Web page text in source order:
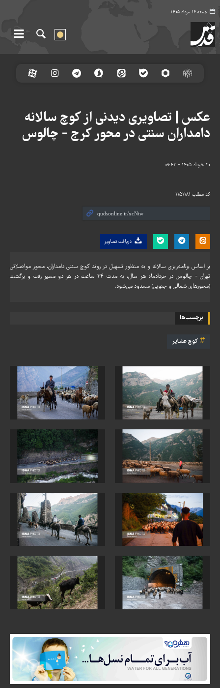
جمعه ۱۶ مرداد ۱۴۰۵
۲۰ خرداد ۱۴۰۵ - ۰۹:۴۳
کد مطلب ۱۱۵۱۱۸۱
دریافت تصاویر
عکس | تصاویری دیدنی از کوچ سالانه
دامداران سنتی در محور کرج - چالوس
بر اساس برنامه‌ریزی سالانه و به منظور تسهیل در روند کوچ سنتی دامداران، محور مواصلاتی
تهران - چالوس در خردادماه هر سال، به مدت ۲۴ ساعت در هر دو مسیر رفت و برگشت
(محورهای شمالی و جنوبی) مسدود می‌شود.
برچسب‌ها
کوچ عشایر